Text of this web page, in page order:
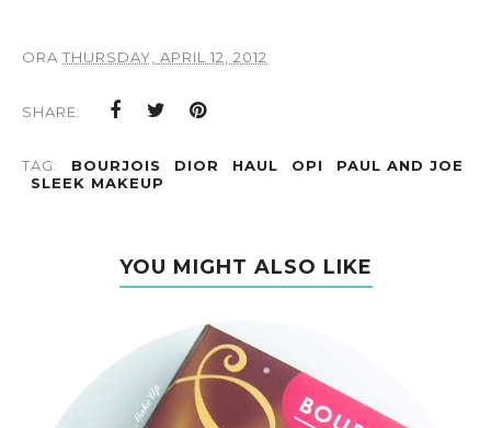
ORA THURSDAY, APRIL 12, 2012
SHARE:
TAG: BOURJOIS DIOR HAUL OPI
PAUL AND JOE
SLEEK MAKEUP
YOU MIGHT ALSO LIKE